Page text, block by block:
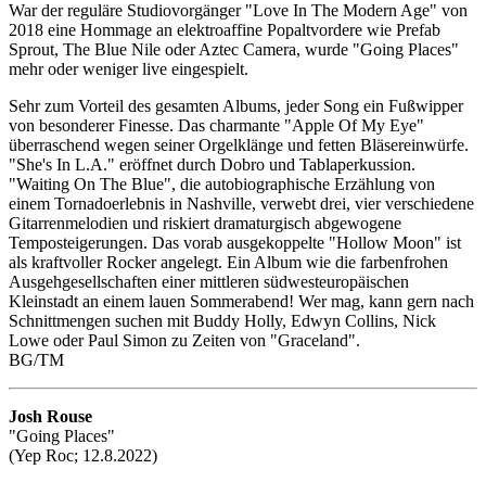
War der reguläre Studiovorgänger "Love In The Modern Age" von
2018 eine Hommage an elektroaffine Popaltvordere wie Prefab
Sprout, The Blue Nile oder Aztec Camera, wurde "Going Places"
mehr oder weniger live eingespielt.
Sehr zum Vorteil des gesamten Albums, jeder Song ein Fußwipper
von besonderer Finesse. Das charmante "Apple Of My Eye"
überraschend wegen seiner Orgelklänge und fetten Bläsereinwürfe.
"She's In L.A." eröffnet durch Dobro und Tablaperkussion.
"Waiting On The Blue", die autobiographische Erzählung von
einem Tornadoerlebnis in Nashville, verwebt drei, vier verschiedene
Gitarrenmelodien und riskiert dramaturgisch abgewogene
Temposteigerungen. Das vorab ausgekoppelte "Hollow Moon" ist
als kraftvoller Rocker angelegt. Ein Album wie die farbenfrohen
Ausgehgesellschaften einer mittleren südwesteuropäischen
Kleinstadt an einem lauen Sommerabend! Wer mag, kann gern nach
Schnittmengen suchen mit Buddy Holly, Edwyn Collins, Nick
Lowe oder Paul Simon zu Zeiten von "Graceland".
BG/TM
Josh Rouse
"Going Places"
(Yep Roc; 12.8.2022)